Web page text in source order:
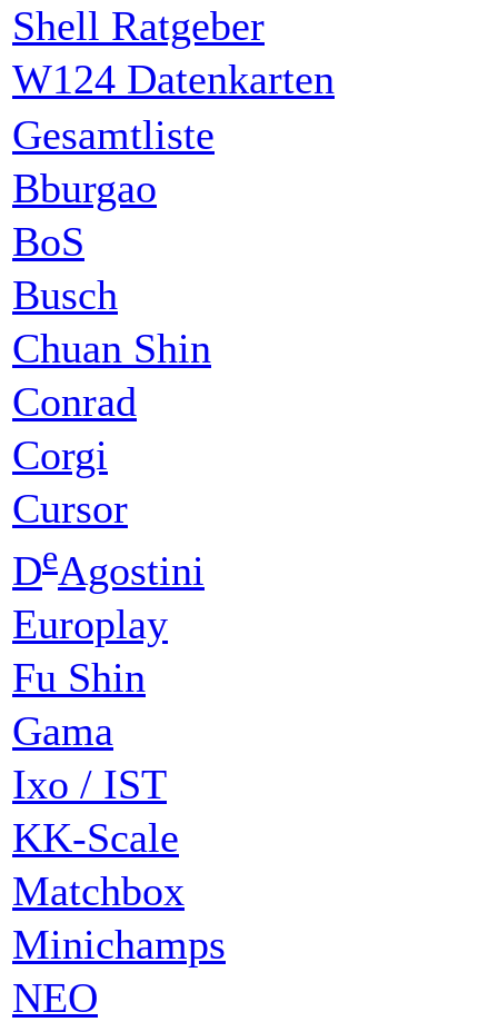
Shell Ratgeber
W124 Datenkarten
Gesamtliste
Bburgao
BoS
Busch
Chuan Shin
Conrad
Corgi
Cursor
DeAgostini
Europlay
Fu Shin
Gama
Ixo / IST
KK-Scale
Matchbox
Minichamps
NEO